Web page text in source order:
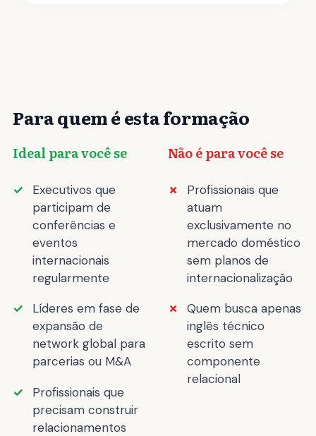
Para quem é esta formação
Ideal para você se
Executivos que
participam de
conferências e
eventos
internacionais
regularmente
Líderes em fase de
expansão de
network global para
parcerias ou M&A
Profissionais que
precisam construir
relacionamentos
Não é para você se
Profissionais que
atuam
exclusivamente no
mercado doméstico
sem planos de
internacionalização
Quem busca apenas
inglês técnico
escrito sem
componente
relacional